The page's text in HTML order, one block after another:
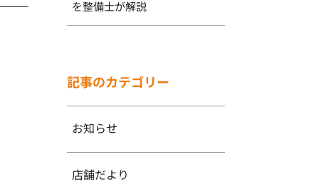
を整備士が解説
記事のカテゴリー
お知らせ
店舗だより